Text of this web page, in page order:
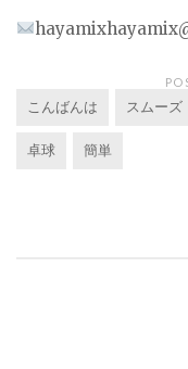
こんばんは スムーズ
卓球 簡単